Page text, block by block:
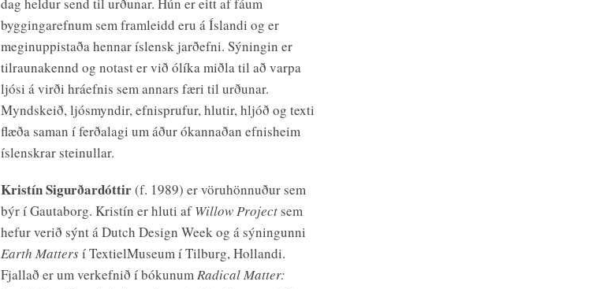
byggingarefnum sem framleidd eru á Íslandi og er
meginuppistaða hennar íslensk jarðefni. Sýningin er
tilraunakennd og notast er við ólíka miðla til að varpa
ljósi á virði hráefnis sem annars færi til urðunar.
Myndskeið, ljósmyndir, efnisprufur, hlutir, hljóð og texti
flæða saman í ferðalagi um áður ókannaðan efnisheim
íslenskrar steinullar.
Kristín Sigurðardóttir(f. 1989) er vöruhönnuður sem
býr í Gautaborg. Kristín er hluti afWillow Project sem
hefur verið sýnt á Dutch Design Week og á sýningunni
Earth Mattersí TextielMuseum í Tilburg, Hollandi.
Fjallað er um verkefnið í bókunumRadical Matter: